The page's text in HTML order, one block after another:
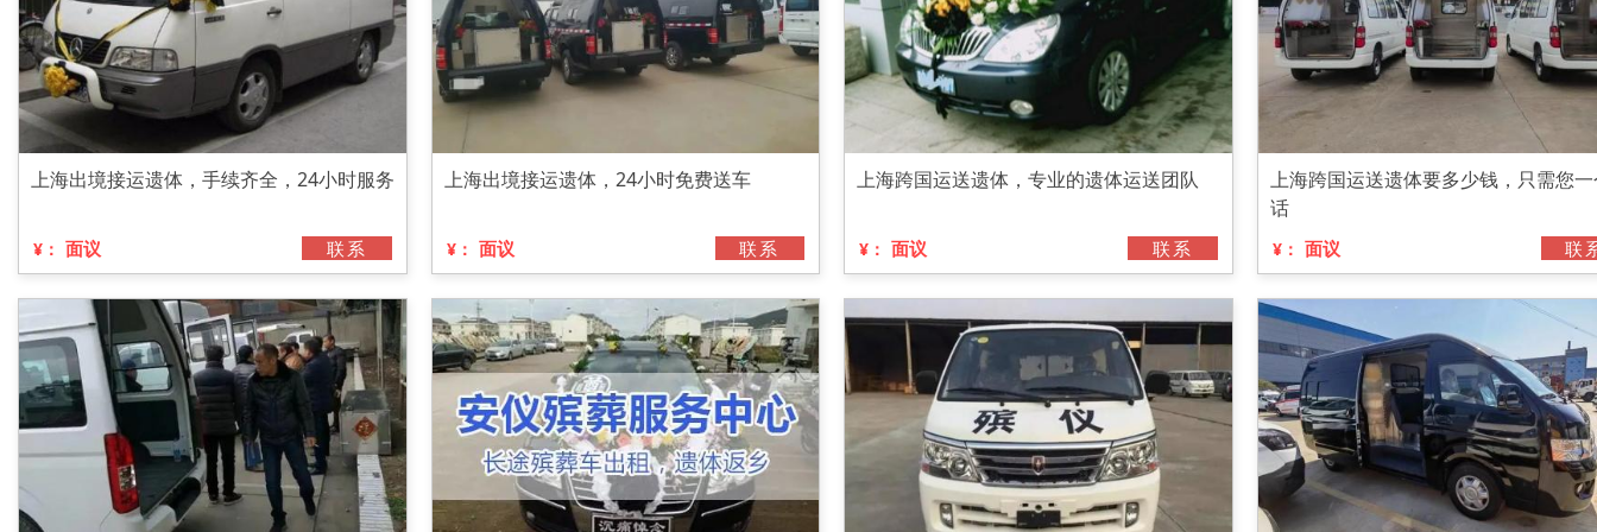
上海出境接运遗体，手续齐全，24小时服务
¥： 面议 联系
上海出境接运遗体，24小时免费送车
¥： 面议 联系
上海跨国运送遗体，专业的遗体运送团队
¥： 面议 联系
上海跨国运送遗体要多少钱，只需您
话
¥： 面议 联